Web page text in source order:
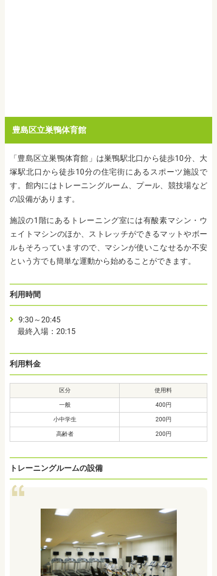
豊島区立巣鴨体育館
「豊島区立巣鴨体育館」は巣鴨駅北口から徒歩10分、大
塚駅北口から徒歩10分の住宅街にあるスポーツ施設で
す。館内にはトレーニングルーム、プール、競技場など
の設備があります。
施設の1階にあるトレーニング室には有酸素マシン・ウ
ェイトマシンのほか、ストレッチができるマットやボー
ルもそろっていますので、マシンが使いこなせるか不安
という方でも簡単な運動から始めることができます。
利用時間
9:30～20:45
最終入場：20:15
利用料金
区分 使用料
一般 400円
小中学生 200円
高齢者 200円
トレーニングルームの設備